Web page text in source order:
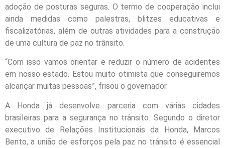
adoção de posturas seguras. O termo de cooperação inclui
ainda medidas como palestras, blitzes educativas e
fiscalizatórias, além de outras atividades para a construção
de uma cultura de paz no trânsito.
“Com isso vamos orientar e reduzir o número de acidentes
em nosso estado. Estou muito otimista que conseguiremos
alcançar muitas pessoas”, frisou o governador.
A Honda já desenvolve parceria com várias cidades
brasileiras para a segurança no trânsito. Segundo o diretor
executivo de Relações Institucionais da Honda, Marcos
Bento, a união de esforços pela paz no trânsito é essencial